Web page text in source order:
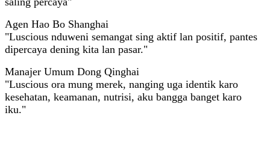
Agen Hao Bo Shanghai
"Luscious nduweni semangat sing aktif lan positif, pantes
dipercaya dening kita lan pasar."
Manajer Umum Dong Qinghai
"Luscious ora mung merek, nanging uga identik karo
kesehatan, keamanan, nutrisi, aku bangga banget karo
iku."